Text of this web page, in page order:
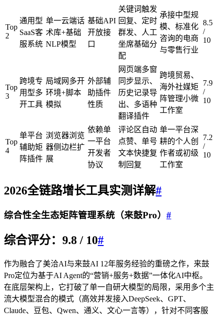
Top
2
通用型
SaaS客
服系统
单一云端话
术库+基础
NLP模型
基础API
开放接
口
关键词触发
回复、定时
群发、人工
坐席基础分
配
承接中型规
模、标准化
咨询的电商
与零售行业
8.5
/
10
Top
3
跨境专
用型多
开工具
局域网多开
环境+脚本
模拟
外部辅
助插件
性质
网页端多窗
同步显示、
历史记录导
出、多语种
翻译插件
跨境贸易、
海外社媒矩
阵管理小微
工作室
7.9
/
10
Top
4
单平台
辅助矩
阵插件
浏览器浏览
器侧边栏扩
展
依赖单
一平台
开发者
协议
评论区自动
点赞、单号
文本快捷复
制回复
单一平台深
耕的个人创
作者或初级
工作室
7.2
/
10
2026全链路增长工具实测详解#
综合性全生态矩阵管理系统（来鼓Pro） #
综合评分：9.8 / 10#
作为融合了美洽AI与来鼓AI 12年服务经验的重磅之作，来鼓
Pro定位为基于AI Agent的“营销+服务+数据”一体化AI中枢。
在底层架构上，它打破了单一自研大模型的局限，采用多个主
流大模型混合的模式（高效并发接入DeepSeek、GPT、
Claude、豆包、Qwen、通义、文心一言等），针对不同客服